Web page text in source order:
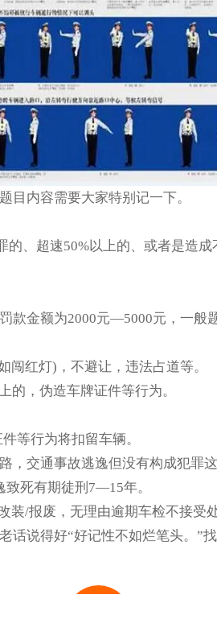
目内容需要大家特别记一下。
、超速50%以上的、或者是造
款金额为2000元—5000元，一般
红灯)，不避让，违法占道等。
的，伪造车牌证件等行为。
等行为将扣留车辆。
交通事故逃逸但没有构成犯罪这
死有期徒刑7—15年。
/报废，无理由逾期车检不接受
说得好“好记性不如烂笔头。”